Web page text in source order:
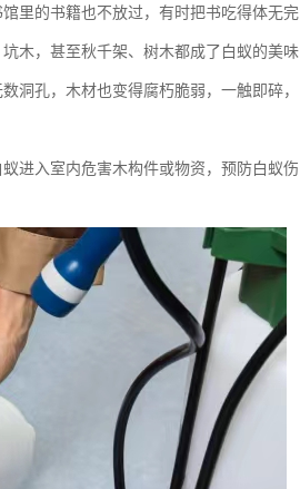
里的书籍也不放过，有时把书吃得体无完
木，甚至秋千架、树木都成了白蚁的美味
洞孔，木材也变得腐朽脆弱，一触即碎，
进入室内危害木构件或物资，预防白蚁伤